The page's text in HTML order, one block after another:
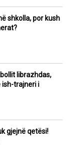
shkolla, por kush
librazhdas,
ish-trajneri i
gjejnë qetësi!